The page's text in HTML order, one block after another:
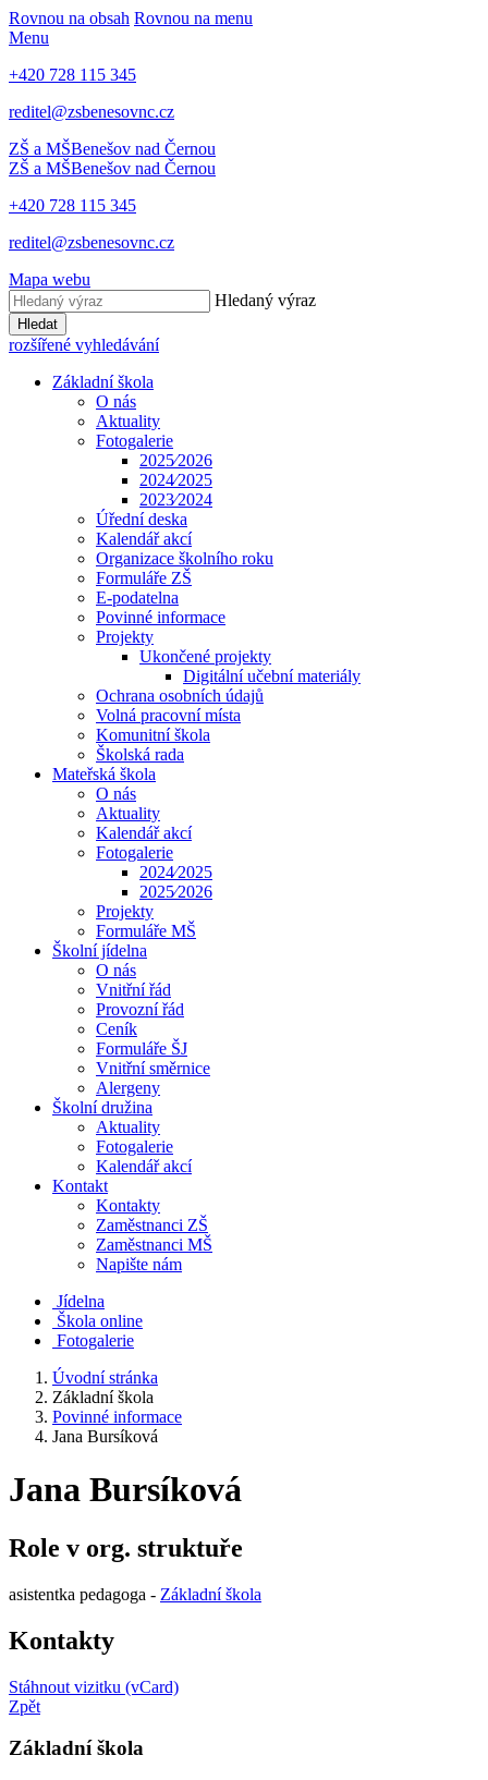
Rovnou na obsah Rovnou na menu
Menu
+420 728 115 345
reditel@zsbenesovnc.cz
ZŠ a MŠBenešov nad Černou
ZŠ a MŠBenešov nad Černou
+420 728 115 345
reditel@zsbenesovnc.cz
Mapa webu
Hledaný výraz
Hledat
rozšířené vyhledávání
Základní škola
O nás
Aktuality
Fotogalerie
2025⁄2026
2024⁄2025
2023⁄2024
Úřední deska
Kalendář akcí
Organizace školního roku
Formuláře ZŠ
E-podatelna
Povinné informace
Projekty
Ukončené projekty
Digitální učební materiály
Ochrana osobních údajů
Volná pracovní místa
Komunitní škola
Školská rada
Mateřská škola
O nás
Aktuality
Kalendář akcí
Fotogalerie
2024⁄2025
2025⁄2026
Projekty
Formuláře MŠ
Školní jídelna
O nás
Vnitřní řád
Provozní řád
Ceník
Formuláře ŠJ
Vnitřní směrnice
Alergeny
Školní družina
Aktuality
Fotogalerie
Kalendář akcí
Kontakt
Kontakty
Zaměstnanci ZŠ
Zaměstnanci MŠ
Napište nám
Jídelna
Škola online
Fotogalerie
Úvodní stránka
Základní škola
Povinné informace
Jana Bursíková
Jana Bursíková
Role v org. struktuře
asistentka pedagoga - Základní škola
Kontakty
Stáhnout vizitku (vCard)
Zpět
Základní škola